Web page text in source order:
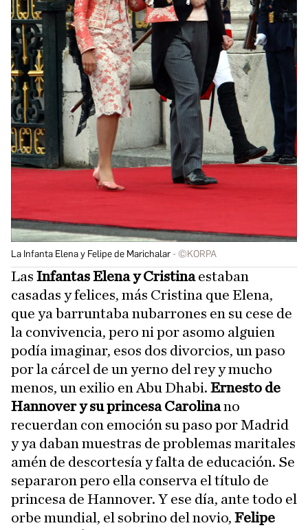
La Infanta Elena y Felipe de Marichalar ©KORPA
Las Infantas Elena y Cristinaestaban
casadas y felices, más Cristina que Elena,
que ya barruntaba nubarrones en su cese de
la convivencia, pero ni por asomo alguien
podía imaginar, esos dos divorcios, un paso
por la cárcel de un yerno del rey y mucho
menos, un exilio en Abu Dhabi. Ernesto de
Hannover y su princesa Carolinano
recuerdan con emoción su paso por Madrid
y ya daban muestras de problemas maritales
amén de descortesía y falta de educación. Se
separaron pero ella conserva el título de
princesa de Hannover. Y ese día, ante todo el
orbe mundial, el sobrino del novio, Felipe